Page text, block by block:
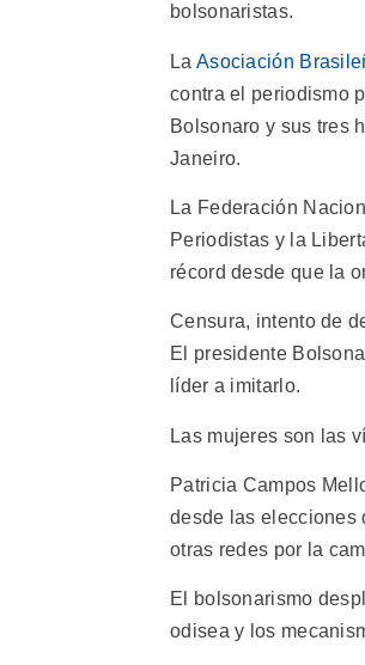
bolsonaristas.
La Asociación
contra el periodismo
Bolsonaro y sus tres
Janeiro.
La Federación
Periodistas y la
récord desde que la
Censura, intento de
El presidente
líder a imitarlo.
Las mujeres son las
Patricia Campos
desde las elecciones
otras redes por la
El bolsonarismo
odisea y los